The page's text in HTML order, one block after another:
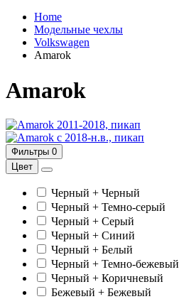
Home
Модельные чехлы
Volkswagen
Amarok
Amarok
2011-2018, пикап
с 2018-н.в., пикап
Фильтры 0
Цвет
Черный + Черный
Черный + Темно-серый
Черный + Серый
Черный + Синий
Черный + Белый
Черный + Темно-бежевый
Черный + Коричневый
Бежевый + Бежевый